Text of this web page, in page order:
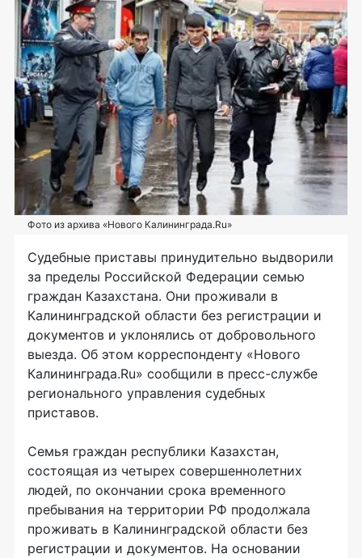
Фото из архива «Нового Калининграда.Ru»
Судебные приставы принудительно выдворили
за пределы Российской Федерации семью
граждан Казахстана. Они проживали в
Калининградской области без регистрации и
документов и уклонялись от добровольного
выезда. Об этом корреспонденту «Нового
Калининграда.Ru» сообщили в пресс-службе
регионального управления судебных
приставов.
Семья граждан республики Казахстан,
состоящая из четырех совершеннолетних
людей, по окончании срока временного
пребывания на территории РФ продолжала
проживать в Калининградской области без
регистрации и документов. На основании